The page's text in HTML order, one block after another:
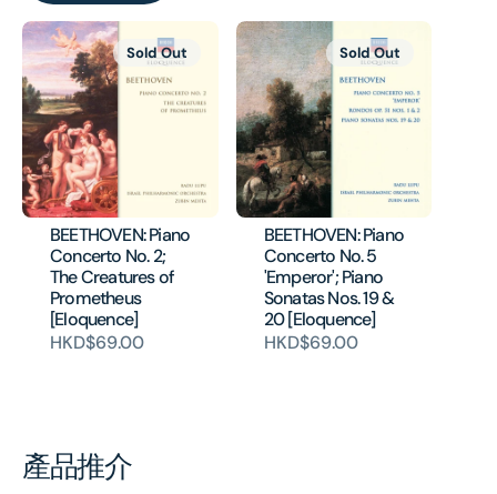
BEETHOVEN: Piano
Concerto No. 2;
The Creatures of
Prometheus
[Eloquence]
HKD$69.00
Sold Out
BEETHOVEN: Piano
Concerto No. 5
'Emperor'; Piano
Sonatas Nos. 19 &
20 [Eloquence]
HKD$69.00
Sold Out
產品推介